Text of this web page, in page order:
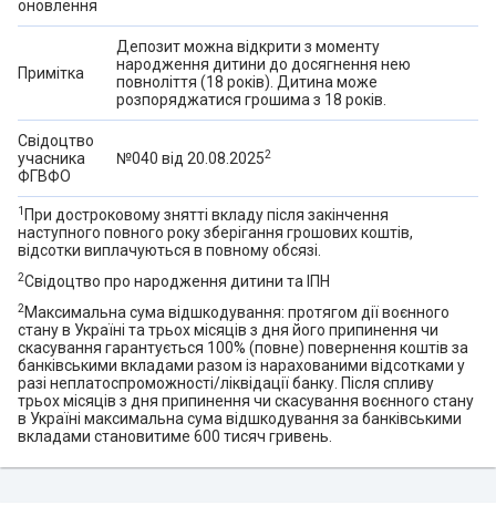
оновлення
Примітка
Депозит можна відкрити з моменту
народження дитини до досягнення нею
повноліття (18 років). Дитина може
розпоряджатися грошима з 18 років.
Свідоцтво
учасника
ФГВФО
№040 від 20.08.20252
1 При достроковому знятті вкладу після закінчення
наступного повного року зберігання грошових коштів,
відсотки виплачуються в повному обсязі.
2Свідоцтво про народження дитини та ІПН
2Максимальна сума відшкодування: протягом дії воєнного
стану в Україні та трьох місяців з дня його припинення чи
скасування гарантується 100% (повне) повернення коштів за
банківськими вкладами разом із нарахованими відсотками у
разі неплатоспроможності/ліквідації банку. Після спливу
трьох місяців з дня припинення чи скасування воєнного стану
в Україні максимальна сума відшкодування за банківськими
вкладами становитиме 600 тисяч гривень.